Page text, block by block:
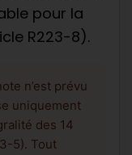
pour la
R223-8).
n’est prévu
uniquement
des 14
5). Tout